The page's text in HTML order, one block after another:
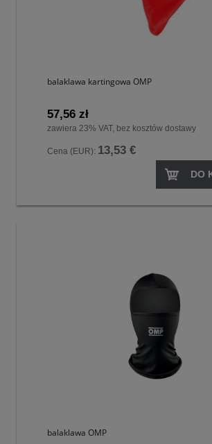
balaklawa kartingowa OMP
57,56 zł
zawiera 23% VAT, bez kosztów dostawy
Cena (EUR): 13,53 €
DO
balaklawa OMP